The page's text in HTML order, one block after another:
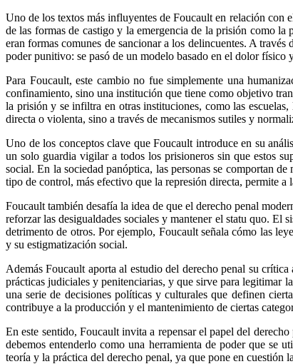
Uno de los textos más influyentes de Foucault en relación
de las formas de castigo y la emergencia de la prisión como
eran formas comunes de sancionar a los delincuentes. A
poder punitivo: se pasó de un modelo basado en el dolor
Para Foucault, este cambio no fue simplemente una
confinamiento, sino una institución que tiene como objetivo
la prisión y se infiltra en otras instituciones, como las
directa o violenta, sino a través de mecanismos sutiles y
Uno de los conceptos clave que Foucault introduce en su
un solo guardia vigilar a todos los prisioneros sin que estos
social. En la sociedad panóptica, las personas se comportan
tipo de control, más efectivo que la represión directa, permite
Foucault también desafía la idea de que el derecho penal
reforzar las desigualdades sociales y mantener el statu quo. El
detrimento de otros. Por ejemplo, Foucault señala cómo las
y su estigmatización social.
Además Foucault aporta al estudio del derecho penal su
prácticas judiciales y penitenciarias, y que sirve para legitimar
una serie de decisiones políticas y culturales que definen
contribuye a la producción y el mantenimiento de ciertas
En este sentido, Foucault invita a repensar el papel del
debemos entenderlo como una herramienta de poder que se
teoría y la práctica del derecho penal, ya que pone en cuestión